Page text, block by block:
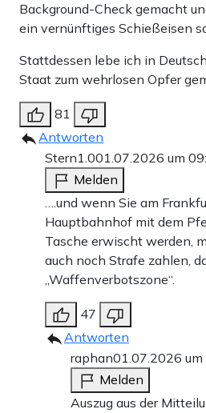
Background-Check gemacht
ein vernünftiges Schießeisen
Stattdessen lebe ich in
Staat zum wehrlosen Opfer
81
Antworten
Stern1.001.07.2026 um
Melden
….und wenn Sie am
Hauptbahnhof mit dem
Tasche erwischt werden,
auch noch Strafe zahlen,
„Waffenverbotszone“.
47
Antworten
raphan01.07.2026
Melden
Auszug aus der